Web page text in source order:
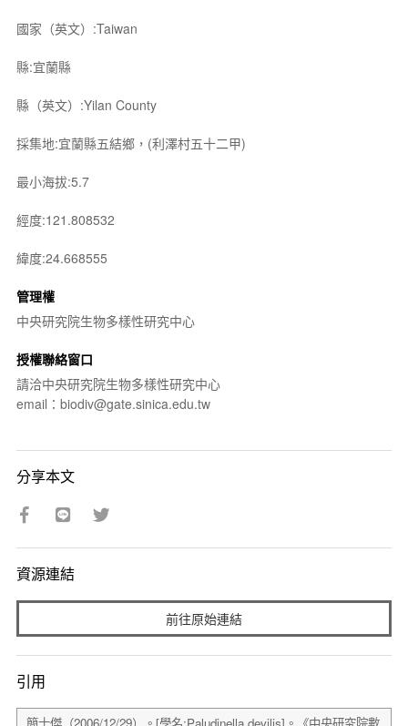
國家（英文）:Taiwan
縣:宜蘭縣
縣（英文）:Yilan County
採集地:宜蘭縣五結鄉，(利澤村五十二甲)
最小海拔:5.7
經度:121.808532
緯度:24.668555
管理權
中央研究院生物多樣性研究中心
授權聯絡窗口
請洽中央研究院生物多樣性研究中心
email：biodiv@gate.sinica.edu.tw
分享本文
資源連結
前往原始連結
引用